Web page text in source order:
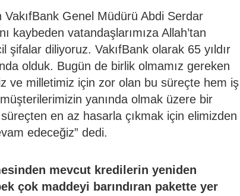
VakıfBank Genel Müdürü Abdi Serdar
kaybeden vatandaşlarımıza Allah’tan
şifalar diliyoruz. VakıfBank olarak 65 yıldır
olduk. Bugün de birlik olmamız gereken
ve milletimiz için zor olan bu süreçte hem iş
yanında olmak üzere bir
en az hasarla çıkmak için elimizden
edeceğiz” dedi.
mevcut kredilerin yeniden
çok maddeyi barındıran pakette yer